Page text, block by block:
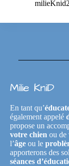
Milie KniD
En tant qu’
également appelé
propose un
votre chien ou de
l’âge ou le
apporterons des
séances